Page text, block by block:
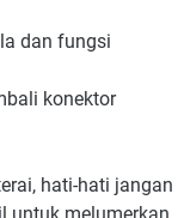
dan fungsi
konektor
hati-hati jangan
untuk melumerkan